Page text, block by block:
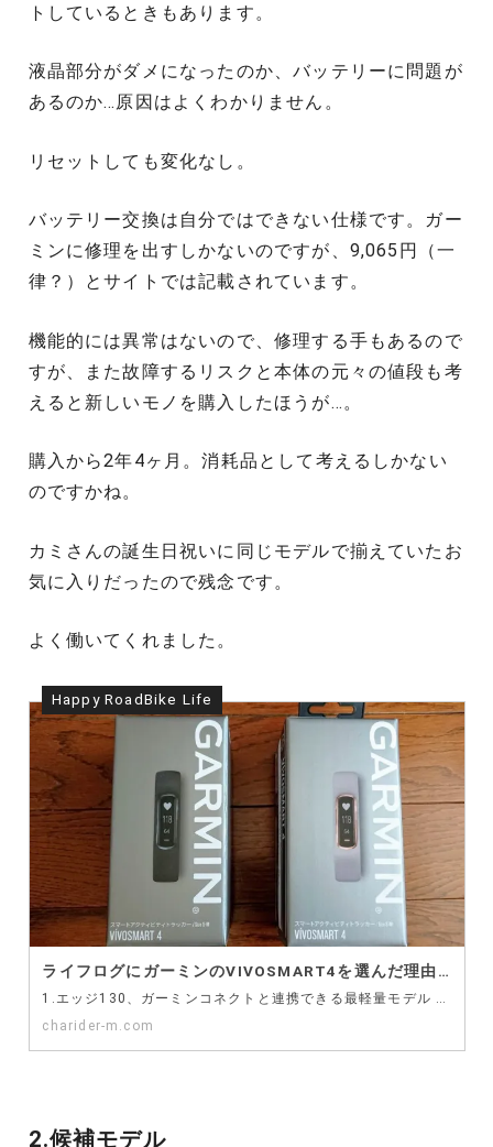
トしているときもあります。
液晶部分がダメになったのか、バッテリーに問題が
あるのか…原因はよくわかりません。
リセットしても変化なし。
バッテリー交換は自分ではできない仕様です。ガー
ミンに修理を出すしかないのですが、9,065円（一
律？）とサイトでは記載されています。
機能的には異常はないので、修理する手もあるので
すが、また故障するリスクと本体の元々の値段も考
えると新しいモノを購入したほうが…。
購入から2年4ヶ月。消耗品として考えるしかない
のですかね。
カミさんの誕生日祝いに同じモデルで揃えていたお
気に入りだったので残念です。
よく働いてくれました。
Happy RoadBike Life
ライフログにガーミンのVIVOSMART4を選んだ理由とファーストインプレッション
1.エッジ130、ガーミンコネクトと連携できる最軽量モデル 皆さん、こんにちは！チャリダーＭです。 …
charider-m.com
2.候補モデル